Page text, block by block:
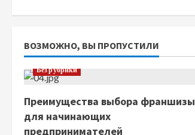
е
н
и
ВОЗМОЖНО, ВЫ ПРОПУСТИЛИ
Без рубрики
Преимущества выбора франшизы
для начинающих
предпринимателей